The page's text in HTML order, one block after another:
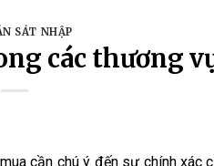
SÁT NHẬP
các thương
cần chú ý đến sự chính xác